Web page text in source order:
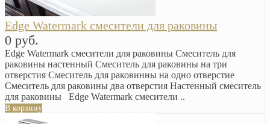
Edge Watermark смесители для раковины
0 руб.
Edge Watermark смесители для раковины Смеситель для
раковины настенный Смеситель для раковины на три
отверстия Смеситель для раковинны на одно отверстие
Смеситель для раковины два отверстия Настенный смеситель
для раковины Edge Watermark смесители ..
В корзину